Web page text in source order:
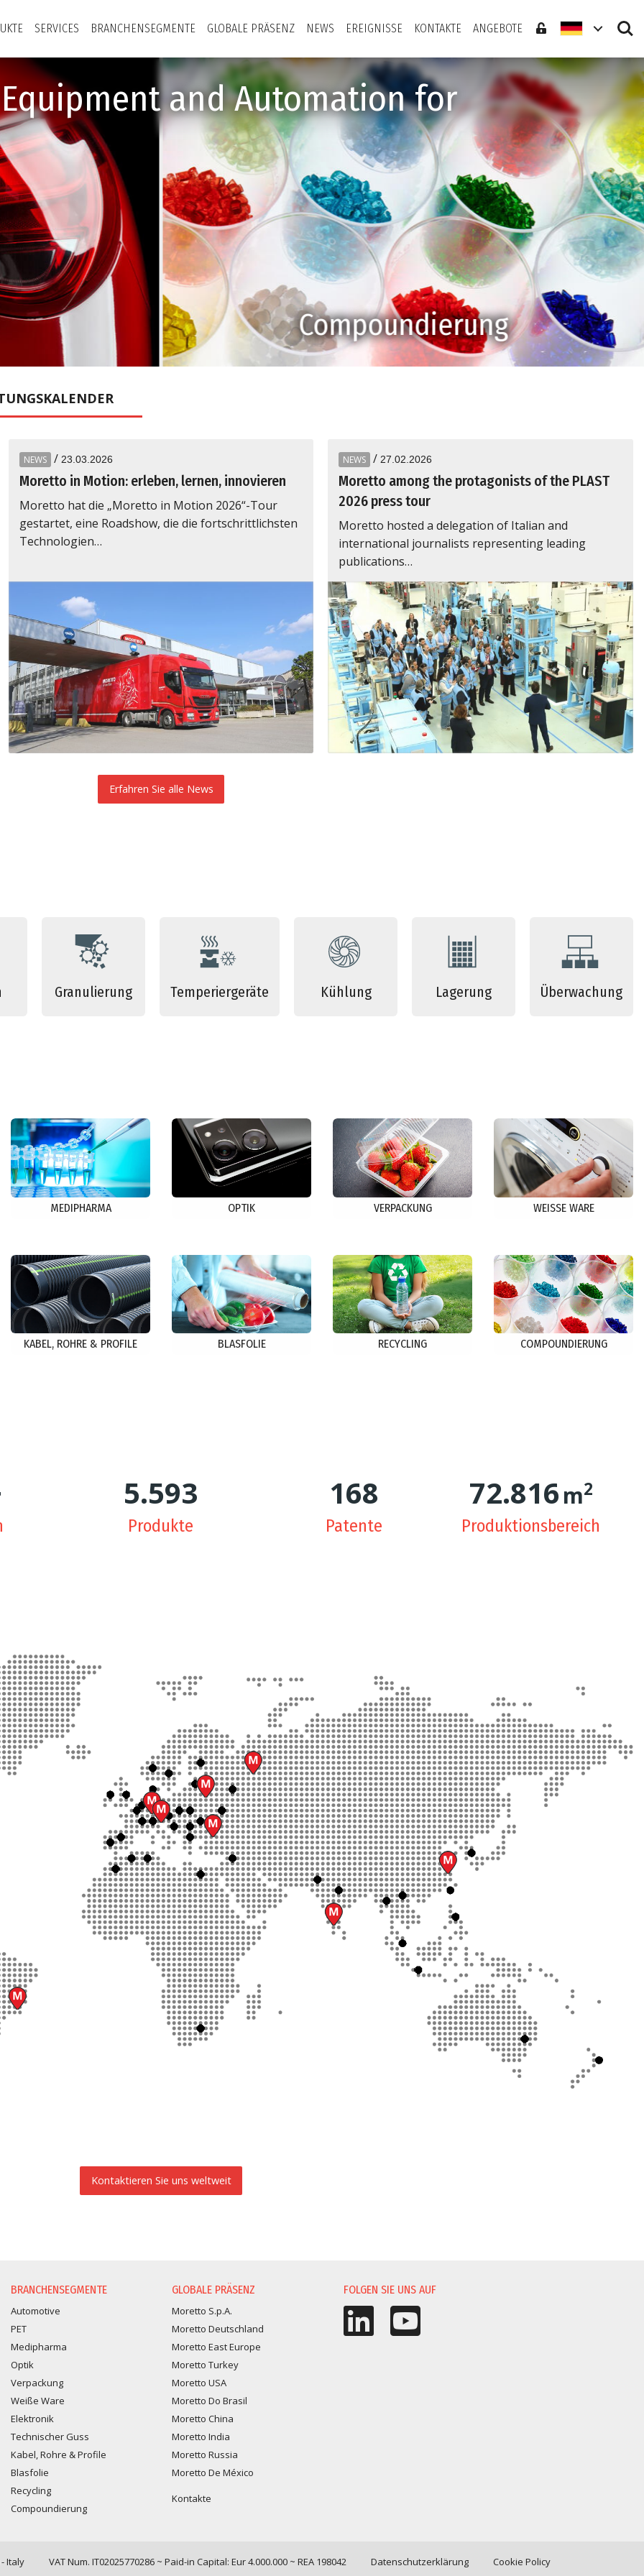
SERVICES BRANCHENSEGMENTE GLOBALE PRÄSENZ NEWS EREIGNISSE KONTAKTE ANGEBOTE Search
and Automation for
Optik
NEWS / 23.03.2026
Moretto in Motion: erleben, lernen, innovieren
Moretto hat die „Moretto in Motion 2026“-Tour
gestartet, eine Roadshow, die die fortschrittlichsten
Technologien…
NEWS /27.02.2026
Moretto among the protagonists of the PLAST
2026 press tour
Moretto hosted a delegation of Italian and
international journalists representing leading
publications…
Erfahren Sie alle News
Granulierung Temperiergeräte Kühlung Lagerung Überwachung
MEDIPHARMA OPTIK VERPACKUNG WEISSE WARE
KABEL, ROHRE & PROFILE BLASFOLIE RECYCLING COMPOUNDIERUNG
5.650
Produkte
171
Patente
74.994m2
Produktionsbereich
Kontaktieren Sie uns weltweit
BRANCHENSEGMENTE
Automotive
PET
Medipharma
Optik
Verpackung
Weiße Ware
Elektronik
Technischer Guss
Kabel, Rohre & Profile
Blasfolie
Recycling
Compoundierung
GLOBALE PRÄSENZ
Moretto S.p.A.
Moretto Deutschland
Moretto East Europe
Moretto Turkey
Moretto USA
Moretto Do Brasil
Moretto China
Moretto India
Moretto Russia
Moretto De México
Kontakte
FOLGEN SIE UNS AUF
Italy VAT Num. IT02025770286 ~ Paid-in Capital: Eur 4.000.000 ~ REA 198042 Datenschutzerklärung Cookie Policy